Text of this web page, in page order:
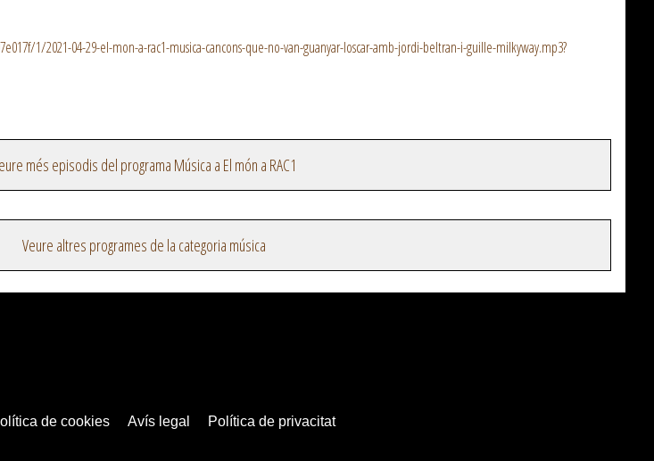
1/2021-04-29-el-mon-a-rac1-musica-cancons-que-no-van-guanyar-loscar-amb-jordi-beltran-i-guille-milkyway.mp3?
més episodis del programa Música a El món a RAC1
Veure altres programes de la categoria música
de cookies Avís legal Política de privacitat